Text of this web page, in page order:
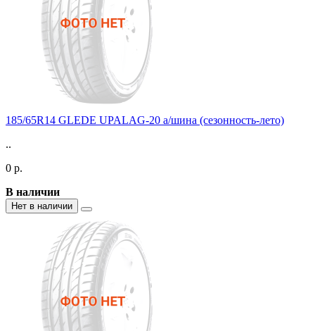
185/65R14 GLEDE UPALAG-20 а/шина (сезонность-лето)
..
0 р.
В наличии
Нет в наличии